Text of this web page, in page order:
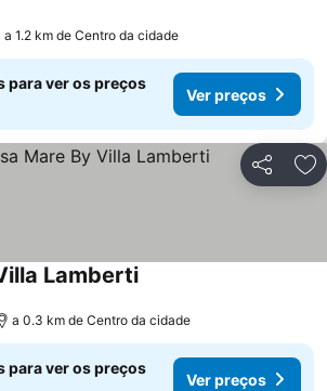
a 1.2 km de Centro da cidade
para ver os preços
Ver preços
Partilhar
LambertiVer preços
a 0.3 km de Centro da cidade
para ver os preços
Ver preços